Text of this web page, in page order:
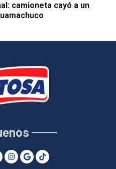
camioneta cayó a un